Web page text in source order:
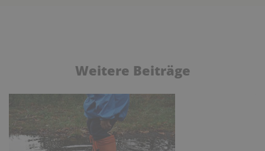
Weitere Beiträge